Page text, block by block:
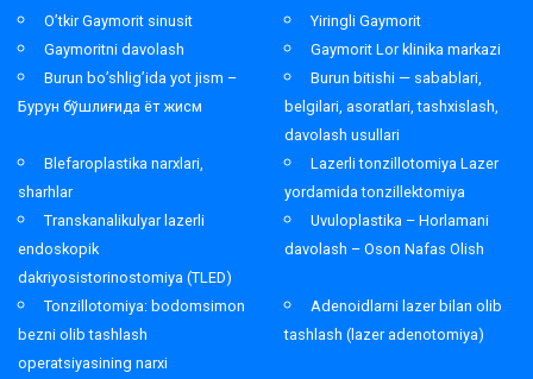
O’tkir Gaymorit sinusit
Yiringli Gaymorit
Gaymoritni davolash
Gaymorit Lor klinika markazi
Burun bo’shlig’ida yot jism –
Бурун бўшлиғида ёт жисм
Burun bitishi — sabablari,
belgilari, asoratlari, tashxislash,
davolash usullari
Blefaroplastika narxlari,
sharhlar
Lazerli tonzillotomiya Lazer
yordamida tonzillektomiya
Transkanalikulyar lazerli
endoskopik
dakriyosistorinostomiya (TLED)
Uvuloplastika – Horlamani
davolash – Oson Nafas Olish
Tonzillotomiya: bodomsimon
bezni olib tashlash
operatsiyasining narxi
Adenoidlarni lazer bilan olib
tashlash (lazer adenotomiya)